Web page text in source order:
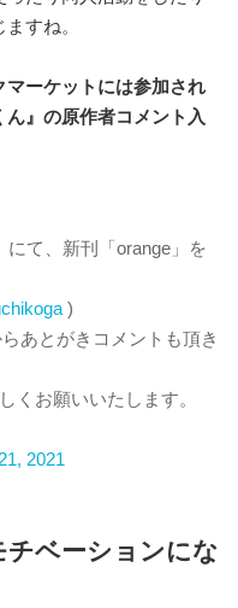
すね。
ーケットには参加され
』の原作者コメント入
にて、新刊「orange」を
)
あとがきコメントも頂き
くお願いいたします。
2021
ベーションにな